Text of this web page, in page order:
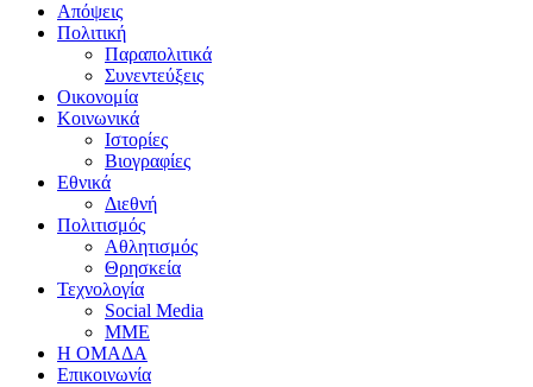
Απόψεις
Πολιτική
Παραπολιτικά
Συνεντεύξεις
Οικονομία
Κοινωνικά
Ιστορίες
Βιογραφίες
Εθνικά
Διεθνή
Πολιτισμός
Αθλητισμός
Θρησκεία
Τεχνολογία
Social Media
ΜΜΕ
Η ΟΜΑΔΑ
Επικοινωνία